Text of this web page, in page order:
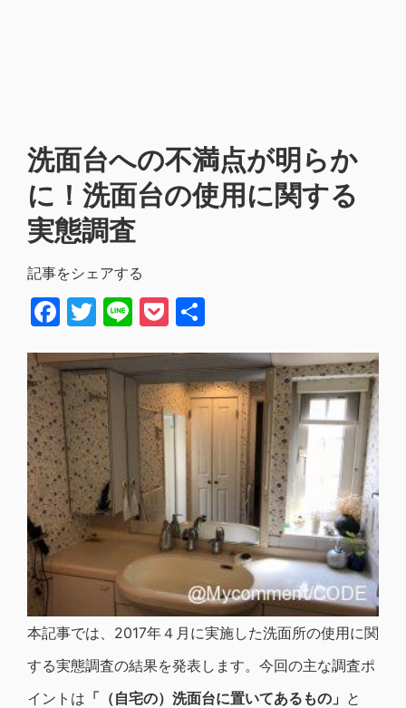
洗面台への不満点が明らか
に！洗面台の使用に関する
実態調査
記事をシェアする
Facebook
Twitter
LinePocket
本記事では、2017年４月に実施した洗面所の使用に関
する実態調査の結果を発表します。今回の主な調査ポ
イントは 「（自宅の）洗面台に置いてあるもの」 と